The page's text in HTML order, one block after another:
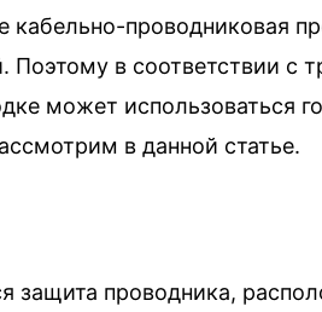
проводниковая
в соответствии с
может использоваться
в данной статье.
защита проводника,